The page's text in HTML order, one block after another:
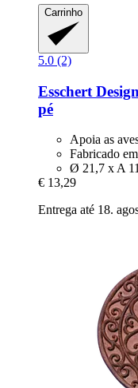
Carrinho
5.0 (2)
Esschert Design
pé
Apoia as
Fabricado
Ø 21,7 x A
€ 13,29
Entrega até 18.